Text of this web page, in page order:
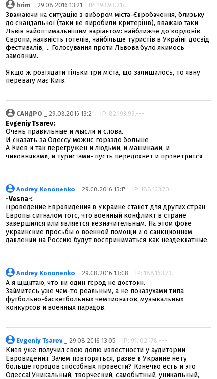
hrim _ 29.08.2016 13:21 IP: 193.93.217.---
Зважаючи на ситуацію з вибором міста-Євробачення, близьку
до скандальної (таки не виробили критеріїїв), вважаю таки
Львів найоптимальнішим варіантом: найближче до кордонів
Європи, наявність готелів, найбільше туристів в Україні, досвід
фестивалів, ... Голосування проти Львова було якимось
замовним.
Якщо ж розгядати тільки три міста, що залишилось, то явну
перевагу має Київ.
САНДРО _ 29.08.2016 13:21 IP: 82.193.99.---
Evgeniy Tsarev:
Очень правильные и мысли и слова.
И сказать за Одессу можно гораздо больше
А Киев и так перегружен и людьми, и машинами, и
чиновниками, и туристами- пусть передохнет и проветрится
Andrey Kononenko _ 29.08.2016 13:17 IP: 188.163.73.---
-Vesna-:
Проведение Евровидения в Украине станет для других стран
Европы сигналом того, что военный конфликт в стране
завершился или является незначительным. На этом фоне
украинские просьбы о военной помощи и о санкционном
давлении на Россию будут восприниматься как неадекватные.
Andrey Kononenko _ 29.08.2016 13:08 IP: 188.163.73.---
А я щщитаю, что ни один город не достоин.
Займитесь уже чем-то реальным, а не показухами типа
футбольно-баскетбольных чемпионатов, музыкальных
конкурсов и военных парадов.
Evgeniy Tsarev _ 29.08.2016 13:05 IP: 91.102.178.---
Киев уже получил свою долю известности у аудитории
Евровидения. Зачем повторяться, разве в Украине нету
больше городов способных провести? Конечно есть и это
Одесса! Уникальный, творческий, самобытный, уникальный,